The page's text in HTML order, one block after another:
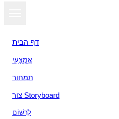
דף הבית
אֶמְצָעִי
תמחור
צור Storyboard
לִרְשׁוֹם